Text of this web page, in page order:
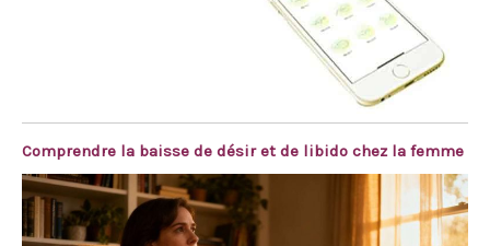
Comprendre la baisse de désir et de libido chez la femme